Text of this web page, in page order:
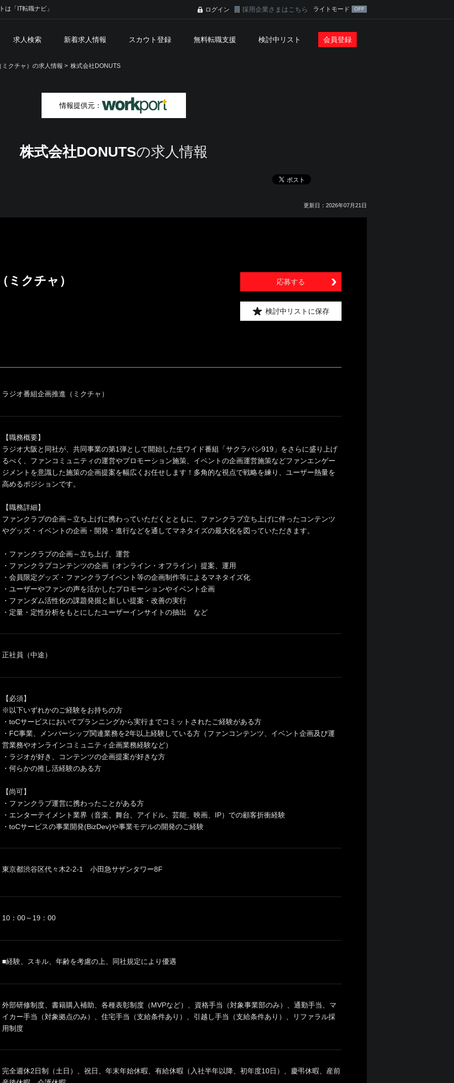
は「IT転職ナビ」 ログイン 採用企業さまはこちら ライトモード
求人検索 新着求人情報 スカウト登録 無料転職支援 検討中リスト 会員登録
クチャ）の求人情報 > 株式会社DONUTS
情報提供元：
株式会社DONUTSの求人情報
更新日：2026年07月21日
ミクチャ） 応募する
検討中リストに保存
ラジオ番組企画推進（ミクチャ）
【職務概要】
ラジオ大阪と同社が、共同事業の第1弾として開始した生ワイド番組「サクラバシ919」をさらに盛り上げ
るべく、ファンコミュニティの運営やプロモーション施策、イベントの企画運営施策などファンエンゲー
ジメントを意識した施策の企画提案を幅広くお任せします！多角的な視点で戦略を練り、ユーザー熱量を
高めるポジションです。
【職務詳細】
ファンクラブの企画～立ち上げに携わっていただくとともに、ファンクラブ立ち上げに伴ったコンテンツ
やグッズ・イベントの企画・開発・進行などを通してマネタイズの最大化を図っていただきます。
・ファンクラブの企画～立ち上げ、運営
・ファンクラブコンテンツの企画（オンライン・オフライン）提案、運用
・会員限定グッズ・ファンクラブイベント等の企画制作等によるマネタイズ化
・ユーザーやファンの声を活かしたプロモーションやイベント企画
・ファンダム活性化の課題発掘と新しい提案・改善の実行
・定量・定性分析をもとにしたユーザーインサイトの抽出 など
正社員（中途）
【必須】
※以下いずれかのご経験をお持ちの方
・toCサービスにおいてプランニングから実行までコミットされたご経験がある方
・FC事業、メンバーシップ関連業務を2年以上経験している方（ファンコンテンツ、イベント企画及び運
営業務やオンラインコミュニティ企画業務経験など）
・ラジオが好き、コンテンツの企画提案が好きな方
・何らかの推し活経験のある方
【尚可】
・ファンクラブ運営に携わったことがある方
・エンターテイメント業界（音楽、舞台、アイドル、芸能、映画、IP）での顧客折衝経験
・toCサービスの事業開発(BizDev)や事業モデルの開発のご経験
東京都渋谷区代々木2-2-1 小田急サザンタワー8F
10：00～19：00
■経験、スキル、年齢を考慮の上、同社規定により優遇
外部研修制度、書籍購入補助、各種表彰制度（MVPなど）、資格手当（対象事業部のみ）、通勤手当、マ
イカー手当（対象拠点のみ）、住宅手当（支給条件あり）、引越し手当（支給条件あり）、リファラル採
用制度
完全週休2日制（土日）、祝日、年末年始休暇、有給休暇（入社半年以降、初年度10日）、慶弔休暇、産前